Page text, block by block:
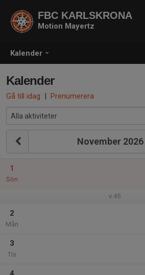
Kalender
FBC KARLSKRONA
Motion Mayertz
Kalender
Gå till idag | Prenumerera
November 2026
1
Sön
v.45
2
Mån
3
Tis